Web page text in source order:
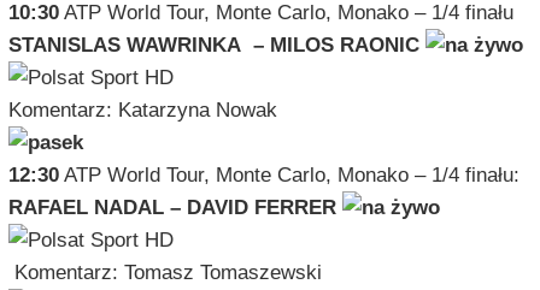
10:30ATP World Tour, Monte Carlo, Monako – 1/4 finału
STANISLAS WAWRINKA – MILOS RAONIC
Komentarz: Katarzyna Nowak
12:30ATP World Tour, Monte Carlo, Monako – 1/4 finału:
RAFAEL NADAL – DAVID FERRER
Komentarz: Tomasz Tomaszewski